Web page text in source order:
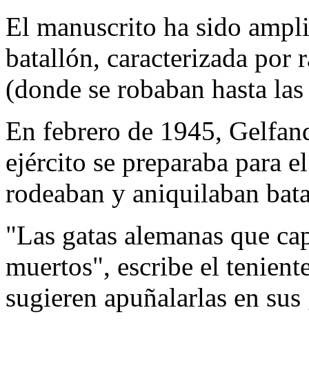
El manuscrito ha sido
batallón, caracterizada por
(donde se robaban hasta
En febrero de 1945,
ejército se preparaba para
rodeaban y aniquilaban
"Las gatas alemanas que
muertos", escribe el
sugieren apuñalarlas en